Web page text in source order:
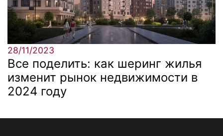
28/11/2023
Все поделить: как шеринг жилья
изменит рынок недвижимости в
2024 году